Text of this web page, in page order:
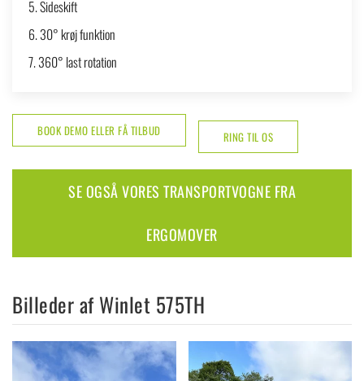
5. Sideskift
6. 30° krøj funktion
7. 360° last rotation
BOOK DEMO ELLER FÅ TILBUD RING TIL OS
SE OGSÅ VORES TRANSPORTVOGNE FRA
ERGOMOVER
Billeder af Winlet 575TH